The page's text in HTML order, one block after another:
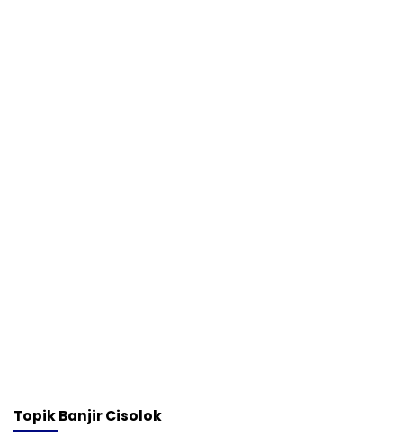
TopikBanjir Cisolok